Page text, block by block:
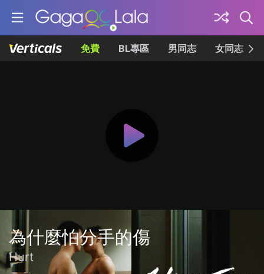
免費 BL專區 男同志 女同志
為什麼怕分手的傷
Hurt